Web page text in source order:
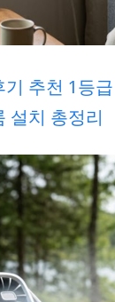
추천 1등
설치 총정리